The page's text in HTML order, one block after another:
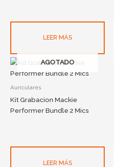
LEER MÁS
AGOTADO
Auriculares
Kit Grabacion Mackie
Performer Bundle 2 Mics
LEER MÁS